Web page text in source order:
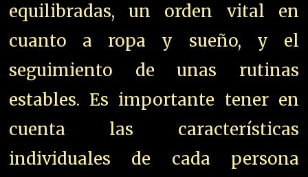
equilibradas, un orden vital en
cuanto a ropa y sueño, y el
seguimiento de unas rutinas
estables. Es importante tener en
cuenta las características
individuales de cada persona